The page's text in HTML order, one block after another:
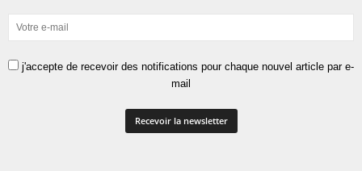
j'accepte de recevoir des notifications pour chaque nouvel article par e-
mail